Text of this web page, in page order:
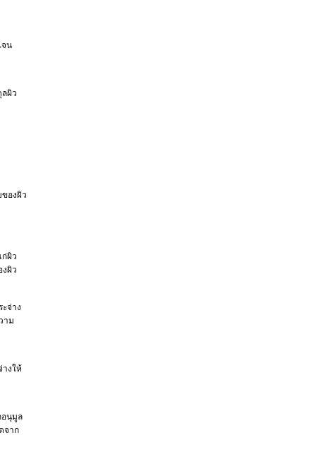
จน
ผิว
องผิว
ผิว
ผิว
จ่าง
าม
งให้
อนุมูล
จาก